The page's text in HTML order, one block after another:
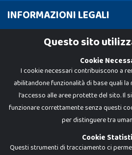
INFORMAZIONI LEGALI
Cookie PolicyQuesto sito
Cookie
I cookie necessari contribuiscono a
abilitandone funzionalità di base quali la
l'accesso alle aree protette del sito. Il
funzionare correttamente senza questi
per distinguere tra
Cookie
Questi strumenti di tracciamento ci